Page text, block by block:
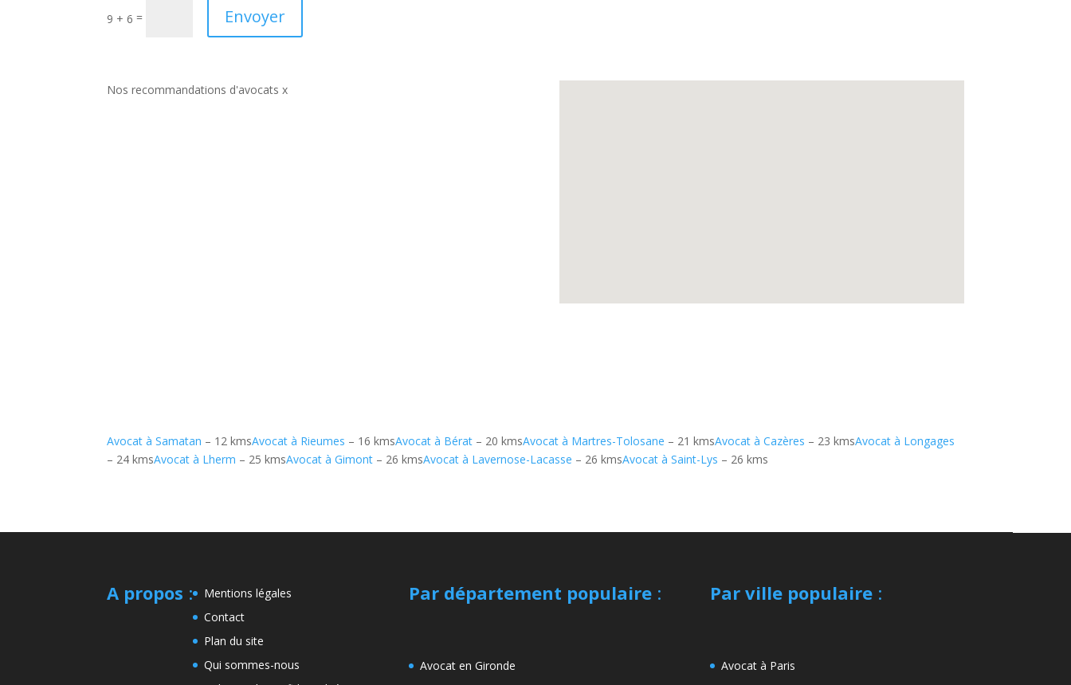
9 + 6 = Envoyer
Nos recommandations d'avocats x
Avocat à Samatan – 12 kmsAvocat à Rieumes – 16 kmsAvocat à Bérat – 20 kmsAvocat à Martres-Tolosane – 21 kmsAvocat à Cazères – 23 kmsAvocat à Longages
– 24 kmsAvocat à Lherm – 25 kmsAvocat à Gimont – 26 kmsAvocat à Lavernose-Lacasse – 26 kmsAvocat à Saint-Lys – 26 kms
A propos :
Mentions légales
Contact
Plan du site
Qui sommes-nous
Par département populaire:
Avocat en Gironde
Par ville populaire:
Avocat à Paris